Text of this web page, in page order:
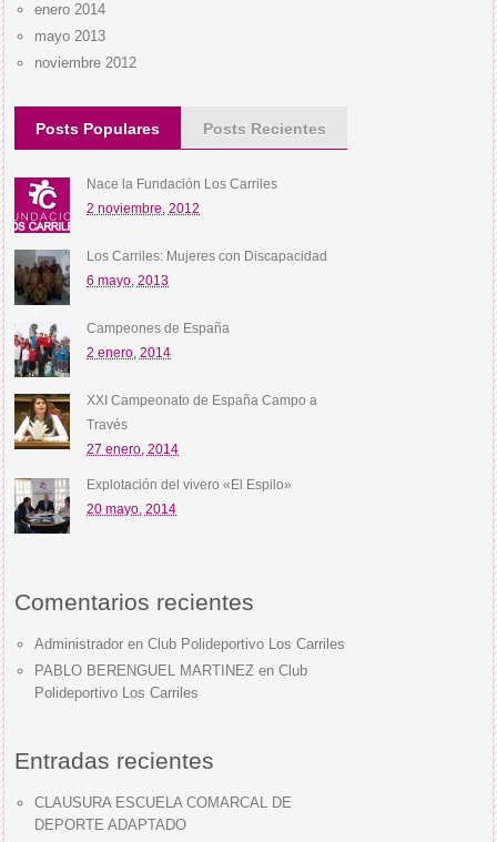
enero 2014
mayo 2013
noviembre 2012
Posts Populares Posts Recientes
Nace la Fundación Los Carriles
2 noviembre, 2012
Los Carriles: Mujeres con Discapacidad
6 mayo, 2013
Campeones de España
2 enero, 2014
XXI Campeonato de España Campo a
Través
27 enero, 2014
Explotación del vivero «El Espilo»
20 mayo, 2014
Comentarios recientes
Administrador enClub Polideportivo Los Carriles
PABLO BERENGUEL MARTINEZ enClub
Polideportivo Los Carriles
Entradas recientes
CLAUSURA ESCUELA COMARCAL DE
DEPORTE ADAPTADO